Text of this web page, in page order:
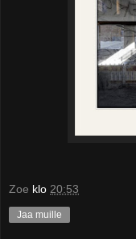
Zoe klo 20:53
Jaa muille